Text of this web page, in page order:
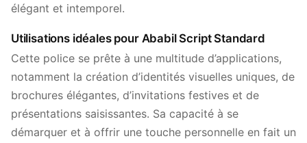
élégant et intemporel.
Utilisations idéales pour Ababil Script Standard
Cette police se prête à une multitude d’applications,
notamment la création d’identités visuelles uniques, de
brochures élégantes, d’invitations festives et de
présentations saisissantes. Sa capacité à se
démarquer et à offrir une touche personnelle en fait un